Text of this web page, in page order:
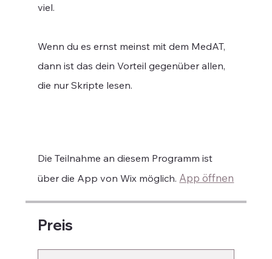
viel.
Wenn du es ernst meinst mit dem MedAT,
dann ist das dein Vorteil gegenüber allen,
die nur Skripte lesen.
Die Teilnahme an diesem Programm ist
über die App von Wix möglich. App öffnen
Preis